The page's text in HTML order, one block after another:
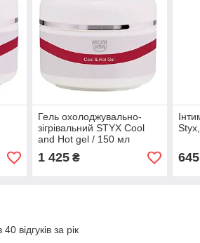
Гель охолоджувально-
зігрівальний STYX Cool
and Hot gel / 150 мл
1 425₴ 645
відгуків за рік